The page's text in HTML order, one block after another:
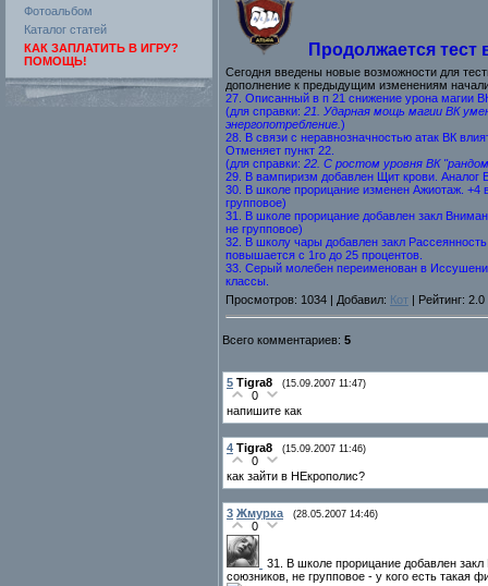
Фотоальбом
Каталог статей
КАК ЗАПЛАТИТЬ В ИГРУ?
ПОМОЩЬ!
Продолжается тест
Сегодня введены новые возможности для
дополнение к предыдущим изменениям
27. Описанный в п 21 снижение урона магии
(для справки: 21. Ударная мощь магии ВК
энергопотребление. )
28. В связи с неравнозначностью атак ВК
Отменяет пункт 22.
(для справки: 22. С ростом уровня ВК
29. В вампиризм добавлен Щит крови.
30. В школе прорицание изменен Ажиотаж. +4
групповое)
31. В школе прорицание добавлен закл
не групповое)
32. В школу чары добавлен закл
повышается с 1го до 25 процентов.
33. Серый молебен переименован в
классы.
Просмотров: 1034 | Добавил: Кот | Рейтинг:
Всего комментариев: 5
5 Tigra8 (15.09.2007 11:47)
0
напишите как
4 Tigra8 (15.09.2007 11:46)
0
как зайти в НЕкрополис?
3 Жмурка (28.05.2007 14:46)
0
31. В школе прорицание добавлен
союзников, не групповое - у кого есть